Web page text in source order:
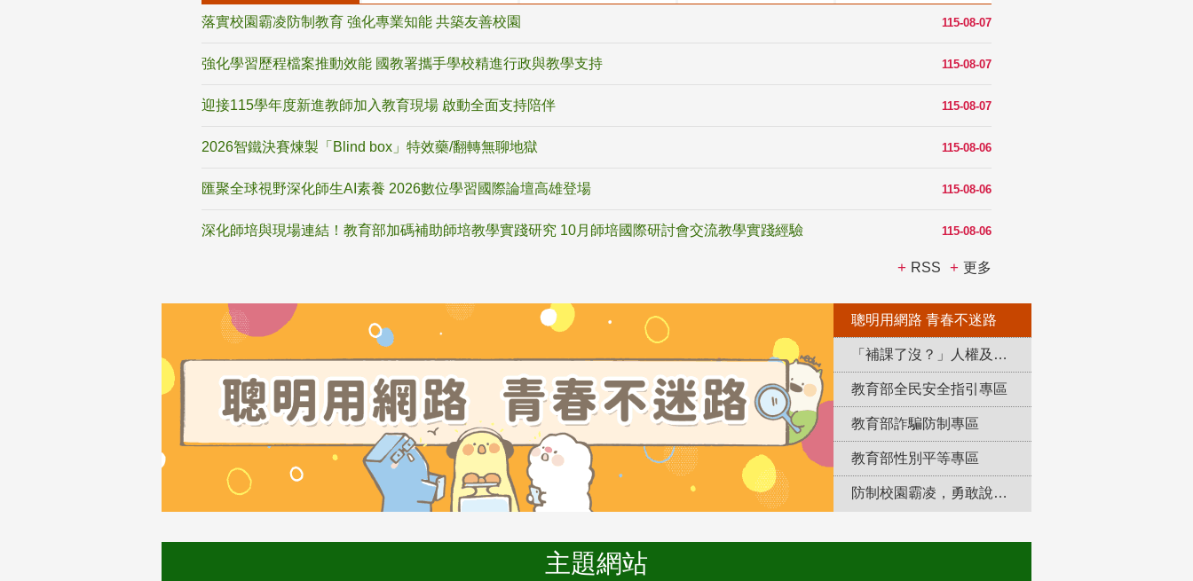
115-08-07
落實校園霸凌防制教育 強化專業知能 共築友善校園
115-08-07
強化學習歷程檔案推動效能 國教署攜手學校精進行政與教學支持
115-08-07
迎接115學年度新進教師加入教育現場 啟動全面支持陪伴
115-08-06
2026智鐵決賽煉製「Blind box」特效藥/翻轉無聊地獄
115-08-06
匯聚全球視野深化師生AI素養 2026數位學習國際論壇高雄登場
115-08-06
深化師培與現場連結！教育部加碼補助師培教學實踐研究 10月師培國際研討會交流教學實踐經驗
RSS 更多
聰明用網路 青春不迷路
「補課了沒？」人權及轉型正義教育專區
教育部全民安全指引專區
教育部詐騙防制專區
教育部性別平等專區
防制校園霸凌，勇敢說出來！
主題網站